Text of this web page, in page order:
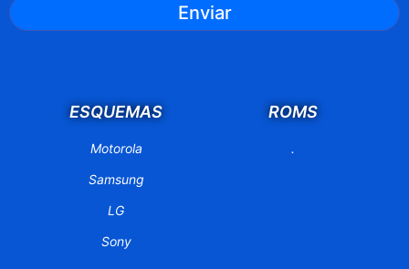
Enviar
ESQUEMAS
Motorola
Samsung
LG
Sony
ROMS
.